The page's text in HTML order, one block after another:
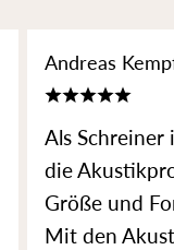
Andreas
Als
die
Größe und
Mit den